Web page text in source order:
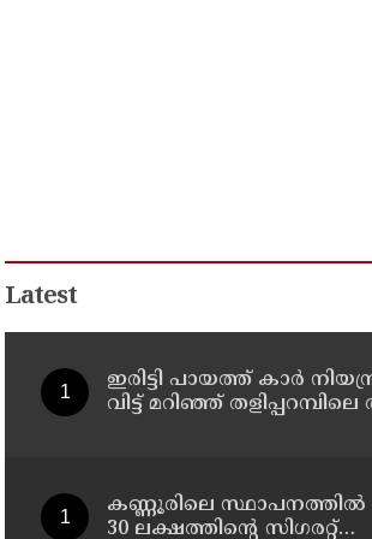
Latest
ഇരിട്ടി പായത്ത് കാർ
വിട്ട് മറിഞ്ഞ്
കണ്ണൂരിലെ സ്ഥാപനത്തിൽ
30 ലക്ഷത്തിന്റെ സിഗരറ്റ്